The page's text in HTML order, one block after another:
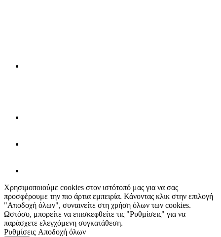
Χρησιμοποιούμε cookies στον ιστότοπό μας για να σας
προσφέρουμε την πιο άρτια εμπειρία. Κάνοντας κλικ στην επιλογή
"Αποδοχή όλων", συναινείτε στη χρήση όλων των cookies.
Ωστόσο, μπορείτε να επισκεφθείτε τις "Ρυθμίσεις" για να
παράσχετε ελεγχόμενη συγκατάθεση.
Ρυθμίσεις Αποδοχή όλων